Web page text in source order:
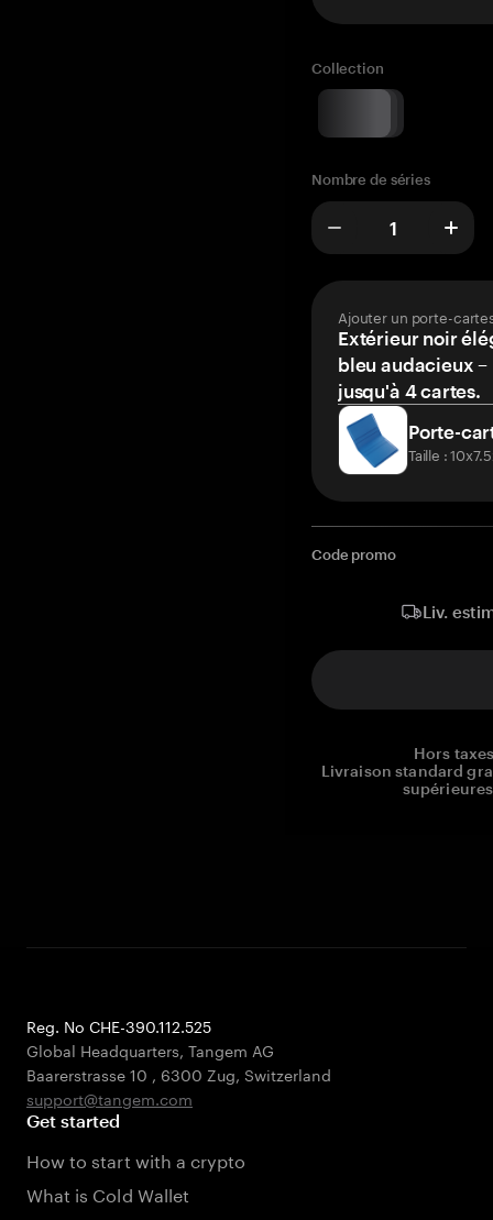
Collection
Nombre de séries
Ajouter un porte-
Extérieur noir
bleu audacieux
jusqu'à 4 cartes.
Porte-
Taille :
Code promo
Liv.
Hors
Livraison standard
Reg. No CHE-390.112.525
Global Headquarters, Tangem AG
Baarerstrasse 10 , 6300 Zug, Switzerland
support@tangem.com
Get started
How to start with a crypto
What is Cold Wallet